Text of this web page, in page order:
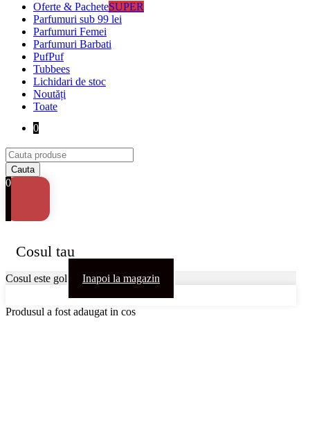
Oferte & PacheteSUPER
Parfumuri sub 99 lei
Parfumuri Femei
Parfumuri Barbati
PufPuf
Tubbees
Lichidari de stoc
Noutăți
Toate
0
0
Cosul tau
Cosul este gol Inapoi la magazin
Produsul a fost adaugat in cos